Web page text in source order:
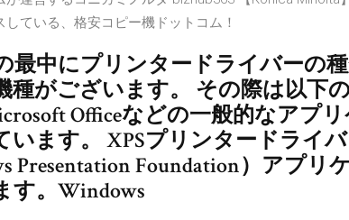
ている、格安コピー機ドットコム！
最中にプリンタードライバーの
種がございます。 その際は以下
Officeなどの一般的なアプ
います。 XPSプリンタードライ
Presentation Foundation）アプリ
す。Windows